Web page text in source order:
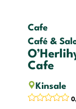
Cafe
Café &
Cafe
Kinsale